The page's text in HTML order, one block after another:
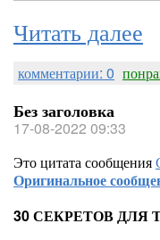
Читать далее
комментарии: 0
Без заголовка
17-08-2022 09:33
Это цитата сообщения
Оригинальное
30 СЕКРЕТОВ ДЛЯ